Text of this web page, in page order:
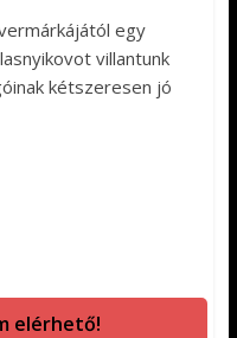
egy
villantunk
kétszeresen jó
elérhető!